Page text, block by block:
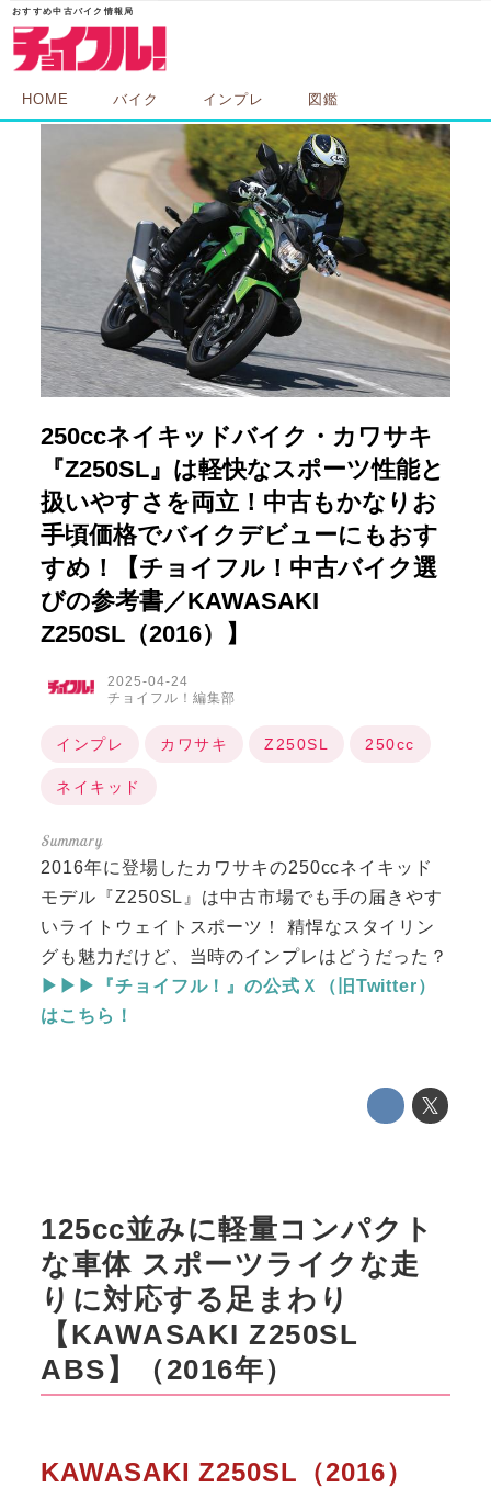
HOME バイク インプレ 図鑑
250ccネイキッドバイク・カワサキ
『Z250SL』は軽快なスポーツ性能と
扱いやすさを両立！中古もかなりお
手頃価格でバイクデビューにもおす
すめ！【チョイフル！中古バイク選
びの参考書／KAWASAKI
Z250SL（2016）】
2025-04-24
チョイフル！編集部
インプレ カワサキ Z250SL 250cc
ネイキッド
2016年に登場したカワサキの250ccネイキッド
モデル『Z250SL』は中古市場でも手の届きやす
いライトウェイトスポーツ！ 精悍なスタイリン
グも魅力だけど、当時のインプレはどうだった？
▶▶▶『チョイフル！』の公式Ｘ（旧Twitter）
はこちら！
125cc並みに軽量コンパクト
な車体 スポーツライクな走
りに対応する足まわり
【KAWASAKI Z250SL
ABS】（2016年）
KAWASAKI Z250SL（2016）